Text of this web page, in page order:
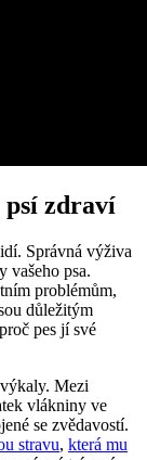
psí zdraví
Správná výživa
vašeho psa.
problémům,
důležitým
pes jí své
Mezi
vlákniny ve
se zvědavostí.
stravu, která mu